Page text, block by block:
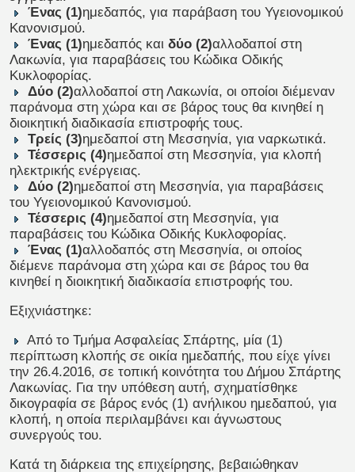
Ένας (1)ημεδαπός, για παράβαση του Υγειονομικού
Κανονισμού.
Ένας (1)ημεδαπός και δύο (2)αλλοδαποί στη
Λακωνία, για παραβάσεις του Κώδικα Οδικής
Κυκλοφορίας.
Δύο (2)αλλοδαποί στη Λακωνία, οι οποίοι διέμεναν
παράνομα στη χώρα και σε βάρος τους θα κινηθεί η
διοικητική διαδικασία επιστροφής τους.
Τρείς (3)ημεδαποί στη Μεσσηνία, για ναρκωτικά.
Τέσσερις (4)ημεδαποί στη Μεσσηνία, για κλοπή
ηλεκτρικής ενέργειας.
Δύο (2)ημεδαποί στη Μεσσηνία, για παραβάσεις
του Υγειονομικού Κανονισμού.
Τέσσερις (4)ημεδαποί στη Μεσσηνία, για
παραβάσεις του Κώδικα Οδικής Κυκλοφορίας.
Ένας (1)αλλοδαπός στη Μεσσηνία, οι οποίος
διέμενε παράνομα στη χώρα και σε βάρος του θα
κινηθεί η διοικητική διαδικασία επιστροφής του.
Εξιχνιάστηκε:
Από το Τμήμα Ασφαλείας Σπάρτης, μία (1)
περίπτωση κλοπής σε οικία ημεδαπής, που είχε γίνει
την 26.4.2016, σε τοπική κοινότητα του Δήμου Σπάρτης
Λακωνίας. Για την υπόθεση αυτή, σχηματίσθηκε
δικογραφία σε βάρος ενός (1) ανήλικου ημεδαπού, για
κλοπή, η οποία περιλαμβάνει και άγνωστους
συνεργούς του.
Κατά τη διάρκεια της επιχείρησης, βεβαιώθηκαν